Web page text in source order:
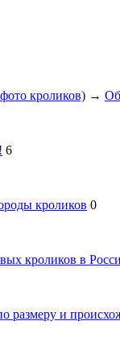
кроликов) →
6
кроликов 0
кроликов в
размеру и